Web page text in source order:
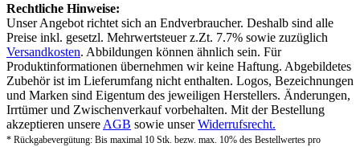
Rechtliche Hinweise:
Unser Angebot richtet sich an Endverbraucher. Deshalb sind alle
Preise inkl. gesetzl. Mehrwertsteuer z.Zt. 7.7% sowie zuzüglich
Versandkosten. Abbildungen können ähnlich sein. Für
Produktinformationen übernehmen wir keine Haftung. Abgebildetes
Zubehör ist im Lieferumfang nicht enthalten. Logos, Bezeichnungen
und Marken sind Eigentum des jeweiligen Herstellers. Änderungen,
Irrtümer und Zwischenverkauf vorbehalten. Mit der Bestellung
akzeptieren unsere AGB sowie unserWiderrufsrecht.
* Rückgabevergütung: Bis maximal 10 Stk. bezw. max. 10% des Bestellwertes pro